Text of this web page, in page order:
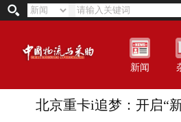
新闻
北京重卡i追梦：开启“